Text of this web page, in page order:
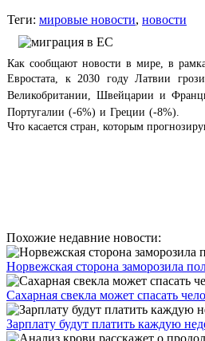
Теги: мировые новости, новости
Как сообщают новости в мире, в
Евростата, к 2030 годуЛатвии
Великобритании, Швейцарии и
Португалии (-6%) и Греции (-8%).
Что касается стран, которым
Похожие недавние новости:
Норвежская сторона заморозила
Сахарная свекла может спасать
Зарплату будут платить каждую